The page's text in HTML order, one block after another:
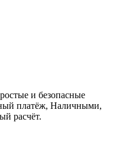
и безопасные
платёж, Наличными,
расчёт.